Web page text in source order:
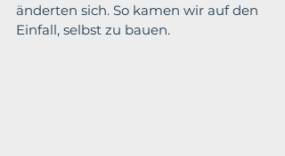
änderten sich. So kamen wir auf den
Einfall, selbst zu bauen.